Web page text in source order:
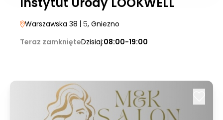
Warszawska 38 | 5, Gniezno
Teraz zamknięteDzisiaj:08:00-19:00